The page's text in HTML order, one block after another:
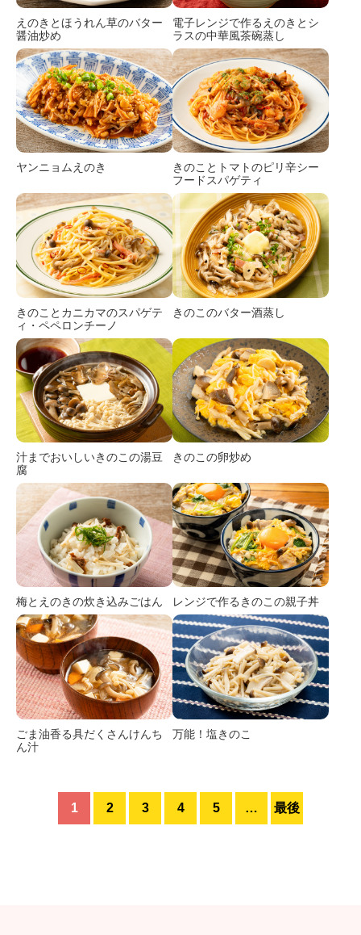
えのきとほうれん草のバター
醤油炒め
電子レンジで作るえのきとシ
ラスの中華風茶碗蒸し
ヤンニョムえのき
きのことトマトのピリ辛シー
フードスパゲティ
きのことカニカマのスパゲテ
ィ・ペペロンチーノ
きのこのバター酒蒸し
汁までおいしいきのこの湯豆
腐
きのこの卵炒め
梅とえのきの炊き込みごはん レンジで作るきのこの親子丼
ごま油香る具だくさんけんち
ん汁
万能！塩きのこ
1 2 3 4 5 … 最後